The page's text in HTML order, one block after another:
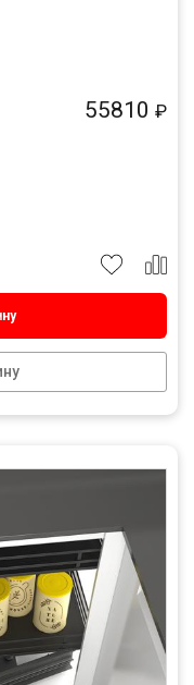
55810 ₽